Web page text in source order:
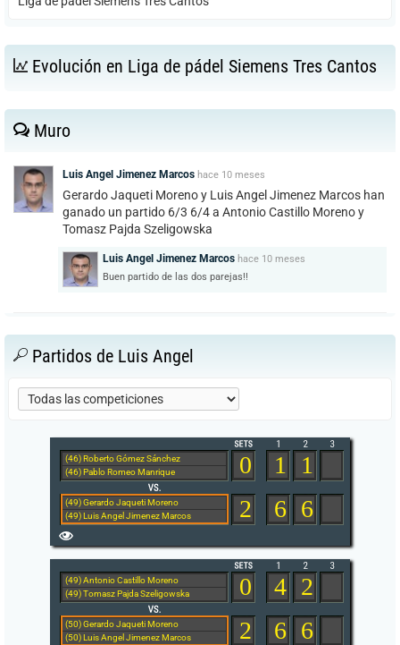
Evolución en Liga de pádel Siemens Tres Cantos
Muro
Luis Angel Jimenez Marcos hace 10 meses
Gerardo Jaqueti Moreno y Luis Angel Jimenez Marcos han
ganado un partido 6/3 6/4 a Antonio Castillo Moreno y
Tomasz Pajda Szeligowska
Luis Angel Jimenez Marcos hace 10 meses
Buen partido de las dos parejas!!
Partidos de Luis Angel
(46) Roberto Gómez Sánchez
(46) Pablo Romeo Manrique
(49) Gerardo Jaqueti Moreno
(49) Luis Angel Jimenez Marcos
0
2
1
1
6 6
(49) Antonio Castillo Moreno
(49) Tomasz Pajda Szeligowska
(50) Gerardo Jaqueti Moreno
(50) Luis Angel Jimenez Marcos
0
2
4 2
6 6